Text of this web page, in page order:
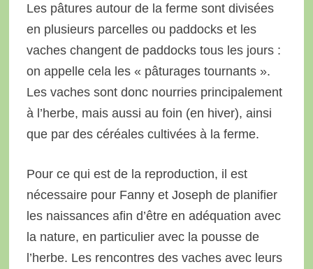
Les pâtures autour de la ferme sont divisées
en plusieurs parcelles ou paddocks et les
vaches changent de paddocks tous les jours :
on appelle cela les « pâturages tournants ».
Les vaches sont donc nourries principalement
à l’herbe, mais aussi au foin (en hiver), ainsi
que par des céréales cultivées à la ferme.
Pour ce qui est de la reproduction, il est
nécessaire pour Fanny et Joseph de planifier
les naissances afin d’être en adéquation avec
la nature, en particulier avec la pousse de
l’herbe. Les rencontres des vaches avec leurs